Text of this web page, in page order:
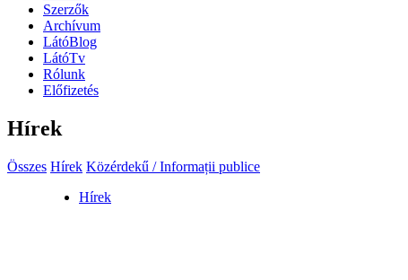
Szerzők
Archívum
LátóBlog
LátóTv
Rólunk
Előfizetés
Hírek
Összes Hírek Közérdekű / Informații publice
Hírek